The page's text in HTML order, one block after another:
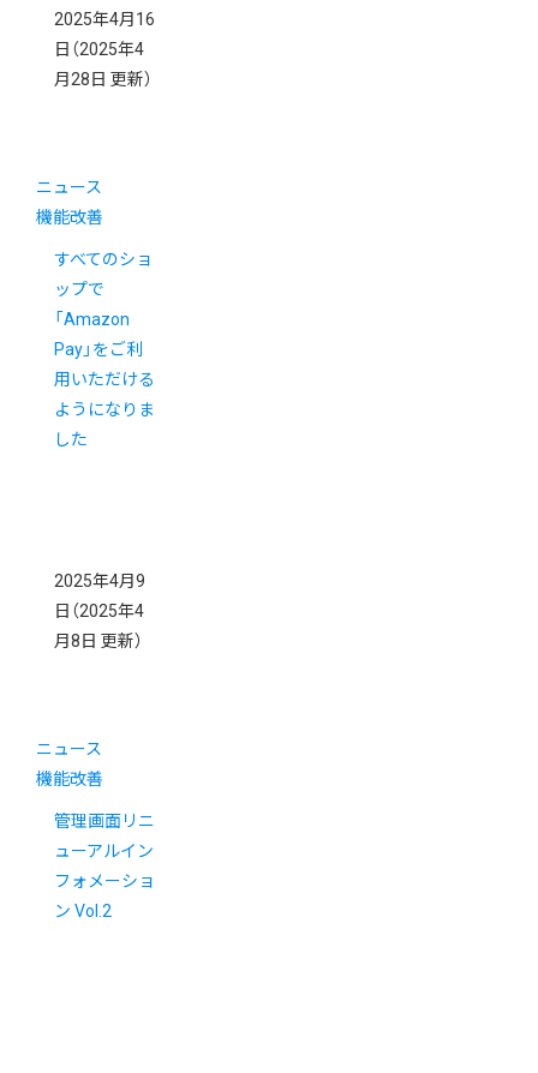
2025年4月16
日 （2025年4
月28日 更新）
ニュース
機能改善
すべてのショ
ップで
「Amazon
Pay」をご利
用いただける
ようになりま
した
2025年4月9
日 （2025年4
月8日 更新）
ニュース
機能改善
管理画面リニ
ューアルイン
フォメーショ
ン Vol.2